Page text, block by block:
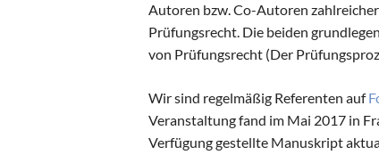
Autoren bzw. Co-Autoren
Prüfungsrecht. Die beiden
von Prüfungsrecht (Der
Wir sind regelmäßig Referenten auf
Veranstaltung fand im Mai 2017 in
Verfügung gestellte Manuskript